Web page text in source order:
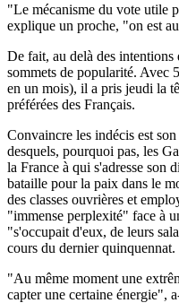
"Le mécanisme du vote utile
explique un proche, "on est
De fait, au delà des
sommets de popularité. Avec
en un mois), il a pris jeudi la
préférées des Français.
Convaincre les indécis est
desquels, pourquoi pas, les
la France à qui s'adresse son
bataille pour la paix dans le
des classes ouvrières et
"immense perplexité" face à
"s'occupait d'eux, de leurs
cours du dernier quinquennat.
"Au même moment une
capter une certaine énergie",